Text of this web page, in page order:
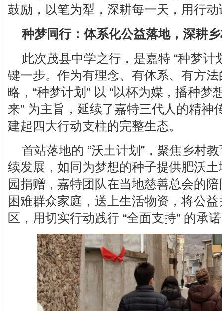
鼓励，以笔为犁，深耕每一天，用行动
种梦同行：体系化公益落地，深耕
此次茂县中学之行，是嘉特 “种梦计
键一步。作为有理念、有体系、有方
略，“种梦计划” 以 “以杯为媒，播种梦
来” 为主旨，延续了嘉特三代人的精神
建起四大行动支柱的完整生态。
首站落地的 “沃土计划”，聚焦乡村
续发展，如同为梦想的种子提供肥沃
园捐赠，嘉特团队在当地慈善总会的
困难群众家庭，送上生活物资，将公
区，用切实行动践行 “全面支持” 的承